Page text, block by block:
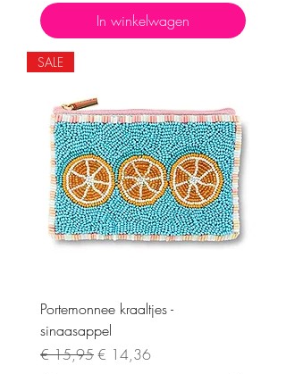
In winkelwagen
SALE
Portemonnee kraaltjes -
sinaasappel
Normale prijs
€ 15,95Verkoopprijs
€ 14,36